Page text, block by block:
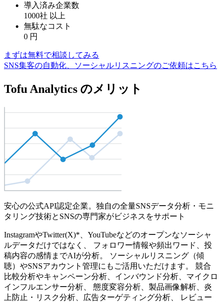
導入済み企業数
1000社 以上
無駄なコスト
0 円
まずは無料で相談してみる
SNS集客の自動化、ソーシャルリスニングのご依頼はこちら
Tofu Analytics のメリット
安心の公式API認定企業。独自の全量SNSデータ分析・モニ
タリング技術とSNSの専門家がビジネスをサポート
InstagramやTwitter(X)*、YouTubeなどのオープンなソーシャ
ルデータだけではなく、 フォロワー情報や頻出ワード、投
稿内容の感情までAIが分析。 ソーシャルリスニング（傾
聴）やSNSアカウント管理にもご活用いただけます。 競合
比較分析やキャンペーン分析、インバウンド分析、マイクロ
インフルエンサー分析、 態度変容分析、製品画像解析、炎
上防止・リスク分析、広告ターゲティング分析、 レビュー